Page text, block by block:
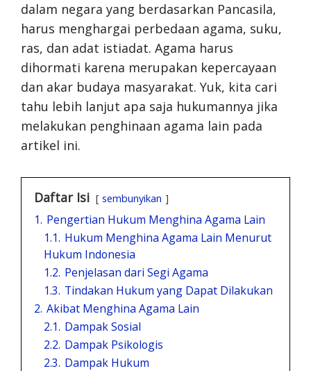
dalam negara yang berdasarkan Pancasila,
harus menghargai perbedaan agama, suku,
ras, dan adat istiadat. Agama harus
dihormati karena merupakan kepercayaan
dan akar budaya masyarakat. Yuk, kita cari
tahu lebih lanjut apa saja hukumannya jika
melakukan penghinaan agama lain pada
artikel ini.
Daftar Isi sembunyikan
1. Pengertian Hukum Menghina Agama Lain
1.1. Hukum Menghina Agama Lain Menurut
Hukum Indonesia
1.2. Penjelasan dari Segi Agama
1.3. Tindakan Hukum yang Dapat Dilakukan
2. Akibat Menghina Agama Lain
2.1. Dampak Sosial
2.2. Dampak Psikologis
2.3. Dampak Hukum